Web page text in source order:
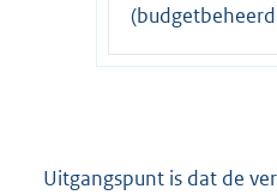
Uitgangspunt is dat de